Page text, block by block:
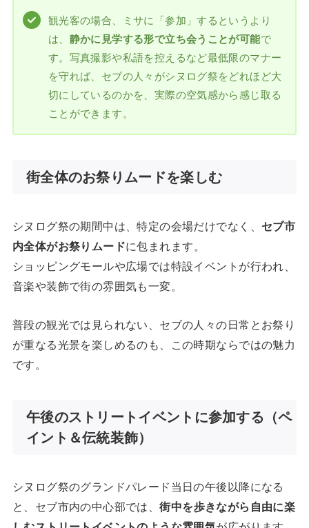
観光客の場合、ミサに「参加」するというより
は、 静かに見学する形で立ち会うことが可能で
す。写真撮影や私語を控えるなど最低限のマナー
を守れば、セブの人々がシヌログ祭をどれほど大
切にしているのかを、実際の空気感から感じ取る
ことができます。
街全体のお祭りムードを楽しむ
シヌログ祭の期間中は、特定の会場だけでなく、 セブ市
内全体がお祭りムードに包まれます。
ショッピングモールや広場では特設イベントが行われ、
音楽や装飾で街の雰囲気も一変。
普段の観光では見られない、セブの人々の日常とお祭り
が重なる光景を楽しめるのも、この時期ならではの魅力
です。
午後のストリートイベントに参加する（ペ
イント＆伝統装飾）
シヌログ祭のグランドパレード当日の午後以降になる
と、セブ市内の中心部では、街中を歩きながら自由に楽